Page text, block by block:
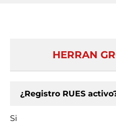
HERRAN
¿Registro RUES
Si